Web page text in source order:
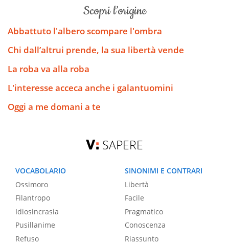
scopri l’origine
Abbattuto l'albero scompare l'ombra
Chi dall’altrui prende, la sua libertà vende
La roba va alla roba
L'interesse acceca anche i galantuomini
Oggi a me domani a te
SAPERE
VOCABOLARIO
Ossimoro
Filantropo
Idiosincrasia
Pusillanime
Refuso
SINONIMI E CONTRARI
Libertà
Facile
Pragmatico
Conoscenza
Riassunto